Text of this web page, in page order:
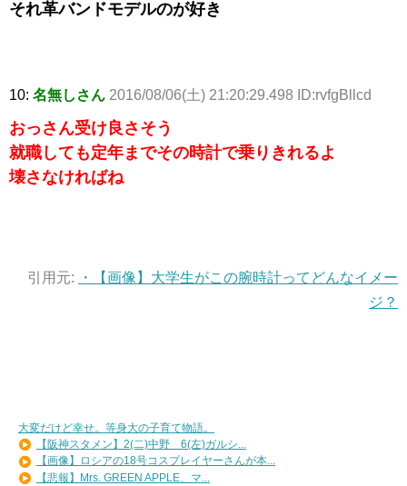
それ革バンドモデルのが好き
10: 名無しさん 2016/08/06(土) 21:20:29.498 ID:rvfgBllcd
おっさん受け良さそう
就職しても定年までその時計で乗りきれるよ
壊さなければね
引用元:
・【画像】大学生がこの腕時計ってどんなイメー
ジ？
大変だけど幸せ。等身大の子育て物語。
【阪神スタメン】2(二)中野 6(左)ガルシ...
【画像】ロシアの18号コスプレイヤーさんが本...
【悲報】Mrs. GREEN APPLE、マ...